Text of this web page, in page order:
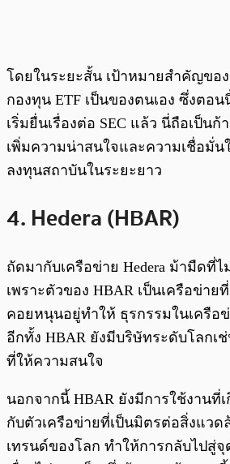
โดยในระยะสั้น เป้าหมายสำคัญของ
กองทุน ETF เป็นของตนเอง ซึ่งตอ
เริ่มยื่นเรื่องต่อ SEC แล้ว นี่ถือเป็น
เพิ่มความน่าสนใจและความเชื่อมั่น
ลงทุนสถาบันในระยะยาว
4. Hedera (HBAR)
ถัดมากับเครือข่าย Hedera ม้ามืดที่
เพราะตัวของ HBAR เป็นเครือข่า
คอยหนุนอยู่ทำให้ ธุรกรรมในเครือ
อีกทั้ง HBAR ยังมีบริษัทระดับโลกเช่
ที่ให้ความสนใจ
นอกจากนี้ HBAR ยังมีการใช้งานที่
กับตัวเครือข่ายที่เป็นมิตรต่อสิ่งแว
เทรนด์ของโลก ทำให้การกลับไปสู่จุ